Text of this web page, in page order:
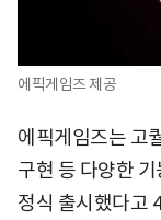
에픽게임즈 제공
에픽게임즈는 고
구현 등 다양한
정식 출시했다고